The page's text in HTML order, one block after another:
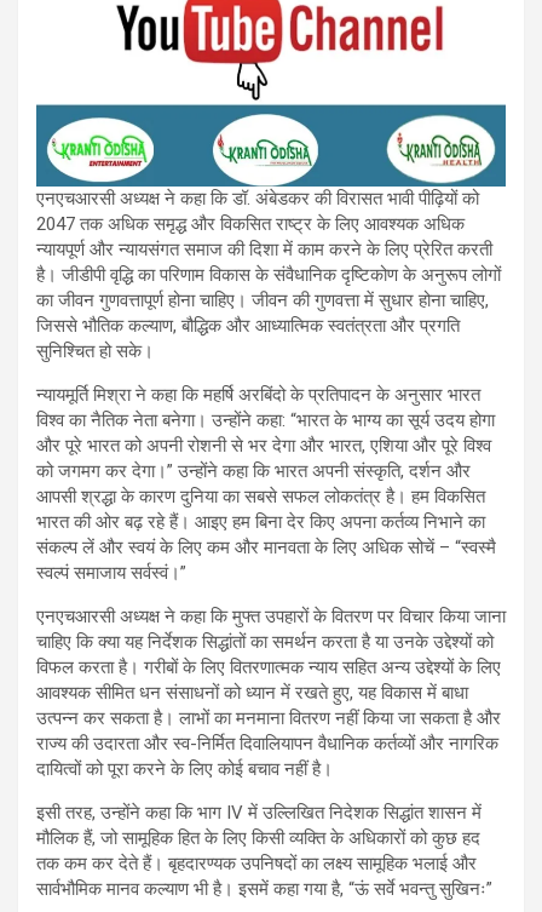
एनएचआरसी अध्यक्ष ने कहा कि डॉ. अंबेडकर की विरासत भावी पीढ़ियों को
2047 तक अधिक समृद्ध और विकसित राष्ट्र के लिए आवश्यक अधिक
न्यायपूर्ण और न्यायसंगत समाज की दिशा में काम करने के लिए प्रेरित करती
है। जीडीपी वृद्धि का परिणाम विकास के संवैधानिक दृष्टिकोण के अनुरूप लोगों
का जीवन गुणवत्तापूर्ण होना चाहिए। जीवन की गुणवत्ता में सुधार होना चाहिए,
जिससे भौतिक कल्याण, बौद्धिक और आध्यात्मिक स्वतंत्रता और प्रगति
सुनिश्चित हो सके।
न्यायमूर्ति मिश्रा ने कहा कि महर्षि अरबिंदो के प्रतिपादन के अनुसार भारत
विश्व का नैतिक नेता बनेगा। उन्होंने कहा: “भारत के भाग्य का सूर्य उदय होगा
और पूरे भारत को अपनी रोशनी से भर देगा और भारत, एशिया और पूरे विश्व
को जगमग कर देगा।” उन्होंने कहा कि भारत अपनी संस्कृति, दर्शन और
आपसी श्रद्धा के कारण दुनिया का सबसे सफल लोकतंत्र है। हम विकसित
भारत की ओर बढ़ रहे हैं। आइए हम बिना देर किए अपना कर्तव्य निभाने का
संकल्प लें और स्‍वयं के लिए कम और मानवता के लिए अधिक सोचें – “स्वस्मै
स्वल्पं समाजाय सर्वस्वं।”
एनएचआरसी अध्यक्ष ने कहा कि मुफ्त उपहारों के वितरण पर विचार किया जाना
चाहिए कि क्या यह निर्देशक सिद्धांतों का समर्थन करता है या उनके उद्देश्यों को
विफल करता है। गरीबों के लिए वितरणात्मक न्याय सहित अन्य उद्देश्यों के लिए
आवश्यक सीमित धन संसाधनों को ध्यान में रखते हुए, यह विकास में बाधा
उत्पन्न कर सकता है। लाभों का मनमाना वितरण नहीं किया जा सकता है और
राज्य की उदारता और स्व-निर्मित दिवालियापन वैधानिक कर्तव्यों और नागरिक
दायित्वों को पूरा करने के लिए कोई बचाव नहीं है।
इसी तरह, उन्होंने कहा कि भाग IV में उल्लिखित निदेशक सिद्धांत शासन में
मौलिक हैं, जो सामूहिक हित के लिए किसी व्यक्ति के अधिकारों को कुछ हद
तक कम कर देते हैं। बृहदारण्यक उपनिषदों का लक्ष्य सामूहिक भलाई और
सार्वभौमिक मानव कल्याण भी है। इसमें कहा गया है, “ऊं सर्वे भवन्तु सुखिनः”